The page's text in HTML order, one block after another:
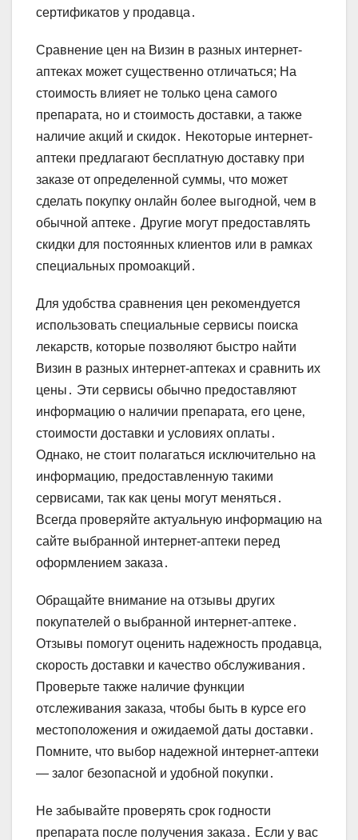
сертификатов у продавца․
Сравнение цен на Визин в разных интернет-
аптеках может существенно отличаться; На
стоимость влияет не только цена самого
препарата‚ но и стоимость доставки‚ а также
наличие акций и скидок․ Некоторые интернет-
аптеки предлагают бесплатную доставку при
заказе от определенной суммы‚ что может
сделать покупку онлайн более выгодной‚ чем в
обычной аптеке․ Другие могут предоставлять
скидки для постоянных клиентов или в рамках
специальных промоакций․
Для удобства сравнения цен рекомендуется
использовать специальные сервисы поиска
лекарств‚ которые позволяют быстро найти
Визин в разных интернет-аптеках и сравнить их
цены․ Эти сервисы обычно предоставляют
информацию о наличии препарата‚ его цене‚
стоимости доставки и условиях оплаты․
Однако‚ не стоит полагаться исключительно на
информацию‚ предоставленную такими
сервисами‚ так как цены могут меняться․
Всегда проверяйте актуальную информацию на
сайте выбранной интернет-аптеки перед
оформлением заказа․
Обращайте внимание на отзывы других
покупателей о выбранной интернет-аптеке․
Отзывы помогут оценить надежность продавца‚
скорость доставки и качество обслуживания․
Проверьте также наличие функции
отслеживания заказа‚ чтобы быть в курсе его
местоположения и ожидаемой даты доставки․
Помните‚ что выбор надежной интернет-аптеки
— залог безопасной и удобной покупки․
Не забывайте проверять срок годности
препарата после получения заказа․ Если у вас